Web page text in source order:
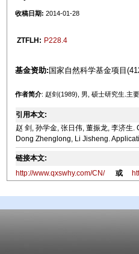
收稿日期: 2014-01-28
ZTFLH: P228.4
基金资助: 国家自然科学基金项目
作者简介: 赵剑(1989), 男, 硕士研究生.主
引用本文:
赵 剑, 孙学金, 张日伟, 董振龙, 李济
Dong Zhenglong, Li Jisheng.
链接本文:
http://www.qxswhy.com/CN/
或